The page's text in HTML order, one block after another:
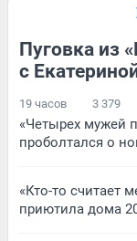
Пуговка из
с
19 часов 3 379
«Четырех мужей
проболтался о
«Кто-то считает
приютила дома